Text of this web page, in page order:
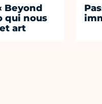
Beyond
qui nous
art